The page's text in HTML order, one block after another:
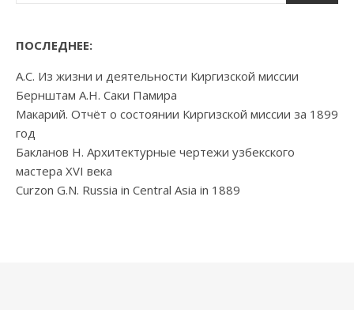
ПОСЛЕДНЕЕ:
А.С. Из жизни и деятельности Киргизской миссии
Бернштам А.Н. Саки Памира
Макарий. Отчёт о состоянии Киргизской миссии за 1899
год
Бакланов Н. Архитектурные чертежи узбекского
мастера XVI века
Curzon G.N. Russia in Central Asia in 1889